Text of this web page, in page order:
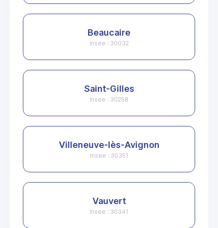
Beaucaire
Insee : 30032
Saint-Gilles
Insee : 30258
Villeneuve-lès-Avignon
Insee : 30351
Vauvert
Insee : 30341